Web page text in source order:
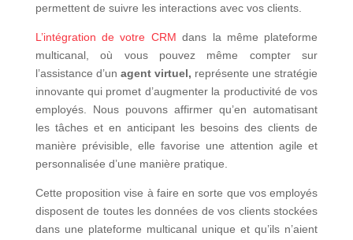
permettent de suivre les interactions avec vos clients.
L’intégration de votre CRM dans la même plateforme
multicanal, où vous pouvez même compter sur
l’assistance d’un agent virtuel, représente une stratégie
innovante qui promet d’augmenter la productivité de vos
employés. Nous pouvons affirmer qu’en automatisant
les tâches et en anticipant les besoins des clients de
manière prévisible, elle favorise une attention agile et
personnalisée d’une manière pratique.
Cette proposition vise à faire en sorte que vos employés
disposent de toutes les données de vos clients stockées
dans une plateforme multicanal unique et qu’ils n’aient